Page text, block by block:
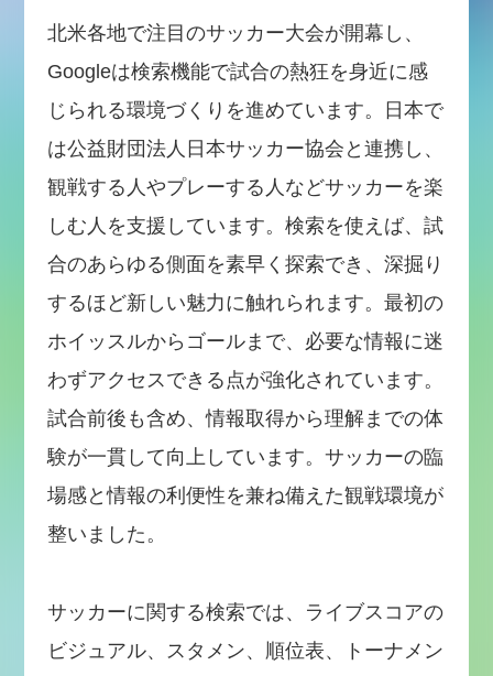
北米各地で注目のサッカー大会が開幕し、
Googleは検索機能で試合の熱狂を身近に感
じられる環境づくりを進めています。日本で
は公益財団法人日本サッカー協会と連携し、
観戦する人やプレーする人などサッカーを楽
しむ人を支援しています。検索を使えば、試
合のあらゆる側面を素早く探索でき、深掘り
するほど新しい魅力に触れられます。最初の
ホイッスルからゴールまで、必要な情報に迷
わずアクセスできる点が強化されています。
試合前後も含め、情報取得から理解までの体
験が一貫して向上しています。サッカーの臨
場感と情報の利便性を兼ね備えた観戦環境が
整いました。
サッカーに関する検索では、ライブスコアの
ビジュアル、スタメン、順位表、トーナメン